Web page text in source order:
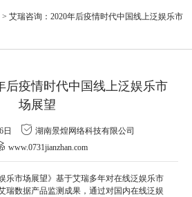
> 艾瑞咨询：2020年后疫情时代中国线上泛娱乐市
后疫情时代中国线上泛娱乐市
场展望
日
湖南景煌网络科技有限公司
www.0731jianzhan.com
乐市场展望》基于艾瑞多年对在线泛娱乐市
瑞数据产品监测成果，通过对国内在线泛娱